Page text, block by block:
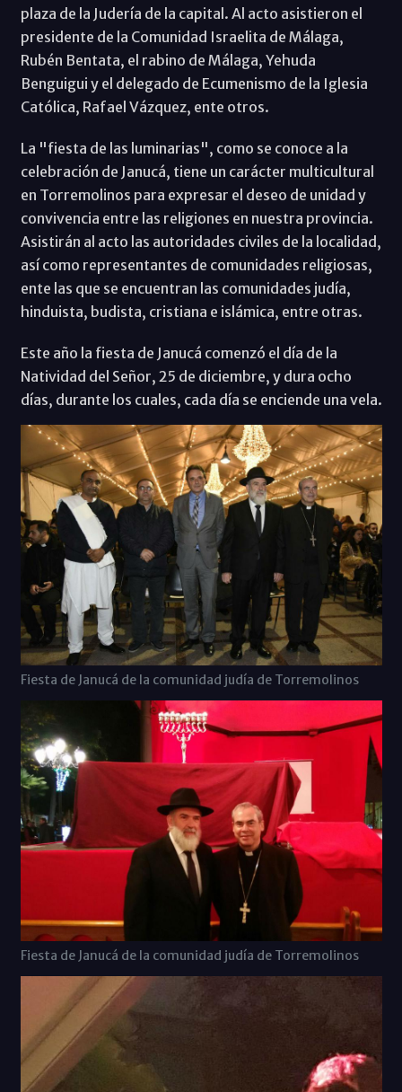
plaza de la Judería de la capital. Al acto asistieron el
presidente de la Comunidad Israelita de Málaga,
Rubén Bentata, el rabino de Málaga, Yehuda
Benguigui y el delegado de Ecumenismo de la Iglesia
Católica, Rafael Vázquez, ente otros.
La "fiesta de las luminarias", como se conoce a la
celebración de Janucá, tiene un carácter multicultural
en Torremolinos para expresar el deseo de unidad y
convivencia entre las religiones en nuestra provincia.
Asistirán al acto las autoridades civiles de la localidad,
así como representantes de comunidades religiosas,
ente las que se encuentran las comunidades judía,
hinduista, budista, cristiana e islámica, entre otras.
Este año la fiesta de Janucá comenzó el día de la
Natividad del Señor, 25 de diciembre, y dura ocho
días, durante los cuales, cada día se enciende una vela.
Fiesta de Janucá de la comunidad judía de Torremolinos
Fiesta de Janucá de la comunidad judía de Torremolinos